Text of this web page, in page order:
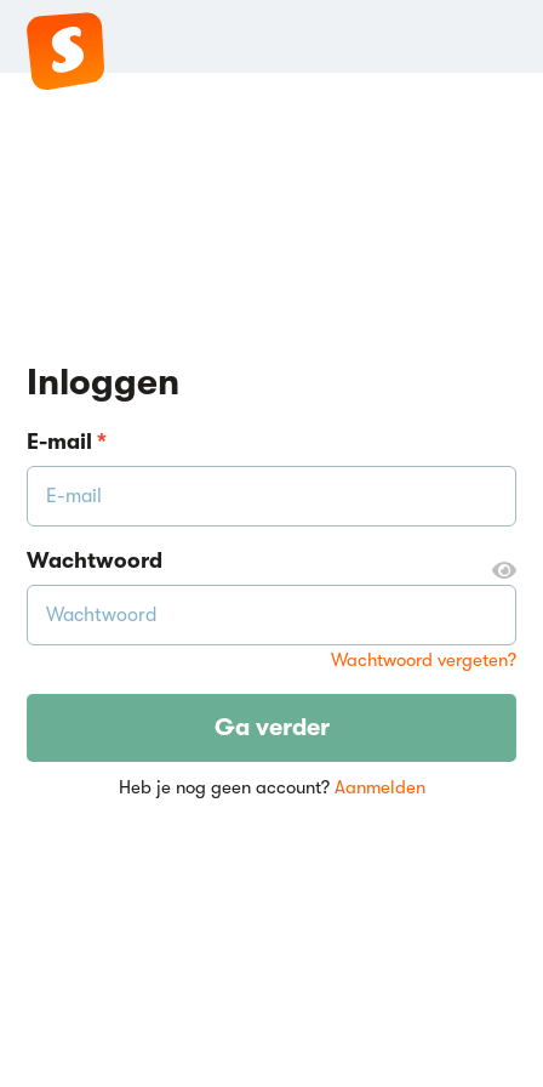
Inloggen
E-mail*
Wachtwoord
Wachtwoord vergeten?
Ga verder
Heb je nog geen account? Aanmelden